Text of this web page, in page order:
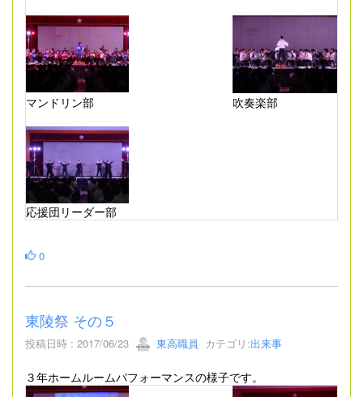
マンドリン部 吹奏楽部
応援団リーダー部
0
東陵祭 その５
投稿日時 : 2017/06/23 東高職員 カテゴリ:出来事
３年ホームルームパフォーマンスの様子です。